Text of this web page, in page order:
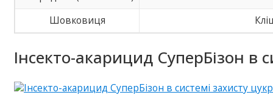
Шовковиця
Інсекто-акарицид СуперБізон в